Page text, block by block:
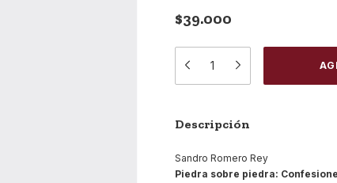
$39.000
Descripción
Sandro Romero Rey
Piedra sobre piedra: